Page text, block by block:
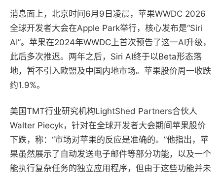
消息面上，北京时间6月9日凌晨，苹果WWDC 2026
全球开发者大会在Apple Park举行，核心发布是“Siri
AI”。苹果在2024年WWDC上首次预告了这一AI升级，
此后多次推迟。两年之后，Siri AI终于以Beta形态落
地，暂不引入欧盟及中国内地市场。苹果股价周一收跌
约1.9%。
美国TMT行业研究机构LightShed Partners合伙人
Walter Piecyk，针对在全球开发者大会期间苹果股价
下跌，称：“市场对苹果的反应是准确的。”他指出，苹
果虽然展示了自动发送电子邮件等部分功能，以及一个
能执行复杂任务的独立应用程序，但由于这些功能并未